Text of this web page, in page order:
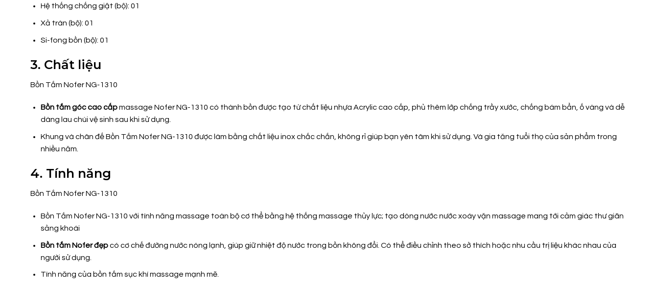
Hệ thống chống giật (bộ): 01
Xả tràn (bộ): 01
Si-fong bồn (bộ): 01
3. Chất liệu
Bồn Tắm Nofer NG-1310
Bồn tắm góc cao cấpmassage Nofer NG-1310 có thành bồn được tạo từ chất liệu nhựa Acrylic cao cấp, phủ thêm lớp chống trầy xước, chống bám bẩn, ố vàng và dễ
dàng lau chùi vệ sinh sau khi sử dụng.
Khung và chân đế Bồn Tắm Nofer NG-1310 được làm bằng chất liệu inox chắc chắn, không rỉ giúp bạn yên tâm khi sử dụng. Và gia tăng tuổi thọ của sản phẩm trong
nhiều năm.
4. Tính năng
Bồn Tắm Nofer NG-1310
Bồn Tắm Nofer NG-1310 với tính năng massage toàn bộ cơ thể bằng hệ thống massage thủy lực; tạo dòng nước nước xoáy vặn massage mang tới cảm giác thư giãn
sảng khoái
Bồn tắm Nofer đẹpcó cơ chế đường nước nóng lạnh, giúp giữ nhiệt độ nước trong bồn không đổi. Có thể điều chỉnh theo sở thích hoặc nhu cầu trị liệu khác nhau của
người sử dụng.
Tính năng của bồn tắm sục khí massage mạnh mẽ.